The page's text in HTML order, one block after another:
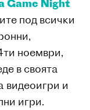
Game Night
под всички
ноември,
в своята
видеоигри и
игри.